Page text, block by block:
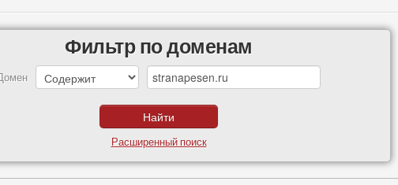
Фильтр по доменам
Расширенный поиск